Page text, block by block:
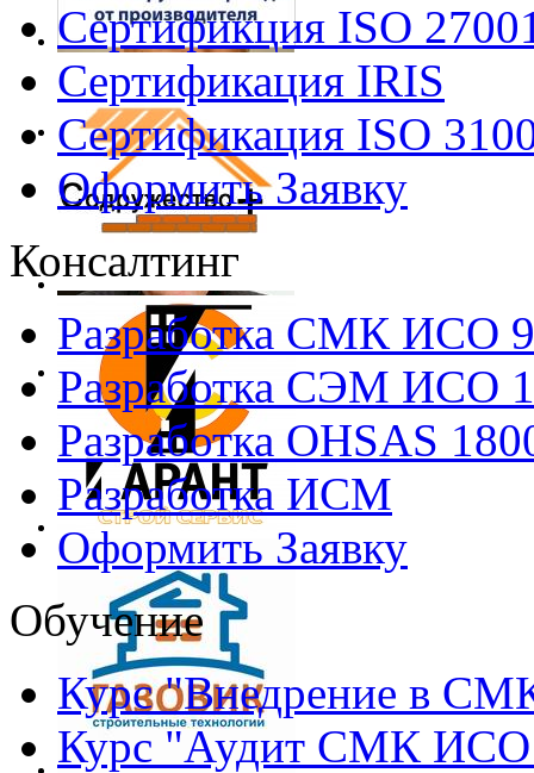
Сертификция ISO
Сертификация IRIS
Сертификация ISO
Оформить Заявку
Консалтинг
Разработка СМК ИСО
Разработка СЭМ ИСО
Разработка OHSAS
Разработка ИСМ
Оформить Заявку
Обучение
Курс "Внедрение в
Курс "Аудит СМК ИСО